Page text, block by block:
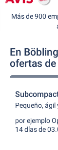
Más de 900
En
ofertas
Pequeño, ágil
por ejemplo
14 días de